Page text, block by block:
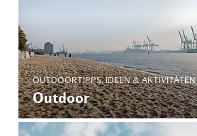
OUTDOORTIPPS, IDEEN & AKTIVITÄTEN
Outdoor